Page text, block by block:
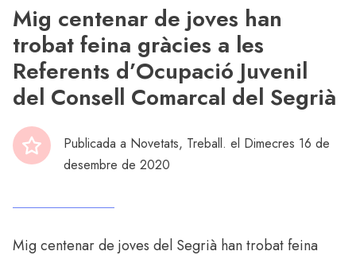
Mig centenar de joves han
trobat feina gràcies a les
Referents d’Ocupació Juvenil
del Consell Comarcal del Segrià
Publicada a Novetats, Treball. el Dimecres 16 de
desembre de 2020
Mig centenar de joves del Segrià han trobat feina